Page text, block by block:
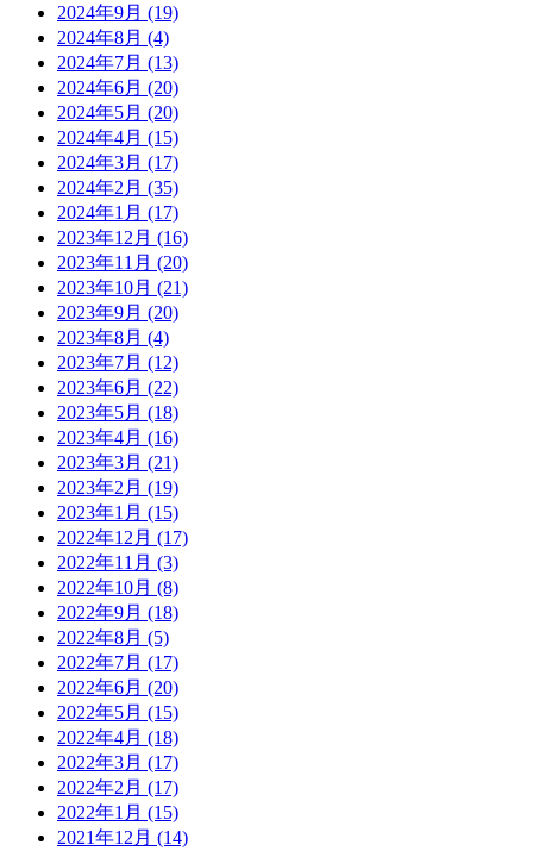
2024年9月 (19)
2024年8月 (4)
2024年7月 (13)
2024年6月 (20)
2024年5月 (20)
2024年4月 (15)
2024年3月 (17)
2024年2月 (35)
2024年1月 (17)
2023年12月 (16)
2023年11月 (20)
2023年10月 (21)
2023年9月 (20)
2023年8月 (4)
2023年7月 (12)
2023年6月 (22)
2023年5月 (18)
2023年4月 (16)
2023年3月 (21)
2023年2月 (19)
2023年1月 (15)
2022年12月 (17)
2022年11月 (3)
2022年10月 (8)
2022年9月 (18)
2022年8月 (5)
2022年7月 (17)
2022年6月 (20)
2022年5月 (15)
2022年4月 (18)
2022年3月 (17)
2022年2月 (17)
2022年1月 (15)
2021年12月 (14)